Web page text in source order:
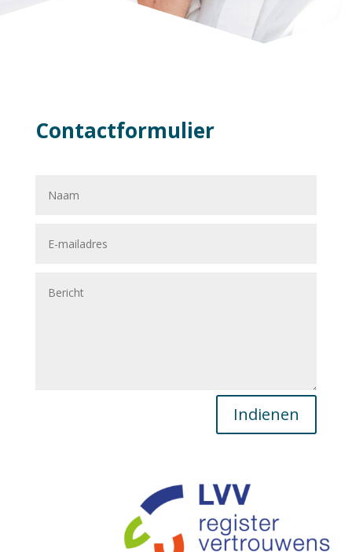
Contactformulier
Indienen